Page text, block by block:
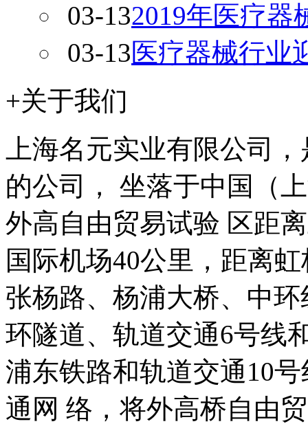
03-132019年医疗器
03-13医疗器械行业
+关于我们
上海名元实业有限公司
的公司， 坐落于中国（
外高自由贸易试验 区距
国际机场40公里，距离
张杨路、杨浦大桥、中
环隧道、轨道交通6号线
浦东铁路和轨道交通10
通网 络，将外高桥自由